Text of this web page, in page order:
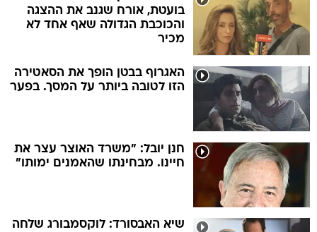
בועטת, אורח שגנב את ההצגה
והכוכבת הגדולה שאף אחד לא
מכיר
האגרוף בבטן הופך את הסאטירה
הזו לטובה ביותר על המסך. בפער
חנן יובל: "משרד האוצר עצר את
חיינו. מבחינתו שהאמנים ימותו"
שיא האבסורד: לוקסמבורג שלחה